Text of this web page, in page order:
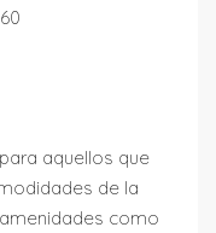
aquellos que
de la
como